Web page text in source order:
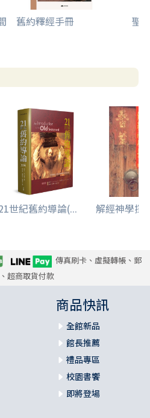
敘事世界 274
舊約釋經手冊 聖
世紀舊約導論(... 解經神學探
傳真刷卡、虛擬轉帳、郵
超商取貨付款
商品快訊
全館新品
館長推薦
禮品專區
校園書饗
即將登場